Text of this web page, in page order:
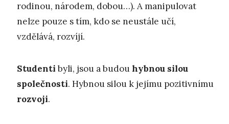
rodinou, národem, dobou…). A manipulovat
nelze pouze s tím, kdo se neustále učí,
vzdělává, rozvíjí.
Studentibyli, jsou a budouhybnou silou
společnosti. Hybnou silou k jejímu pozitivnímu
rozvoji.